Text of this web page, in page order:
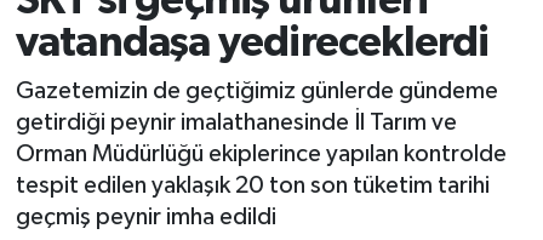
vatandaşa yedireceklerdi
Gazetemizin de geçtiğimiz günlerde gündeme
getirdiği peynir imalathanesinde İl Tarım ve
Orman Müdürlüğü ekiplerince yapılan kontrolde
tespit edilen yaklaşık 20 ton son tüketim tarihi
geçmiş peynir imha edildi
İzmir Namaz Vakitleri
İzmir Trafik Yoğunluk Haritası
Süper Lig Puan Durumu ve Fikstür
Tüm Manşetler